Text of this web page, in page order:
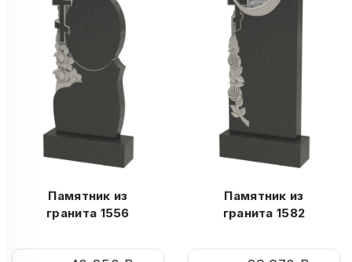
Памятник из
гранита 1556
Памятник из
гранита 1582